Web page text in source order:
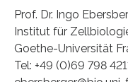
Prof. Dr. Ingo
Institut für
Goethe-Universität
Tel: +49 (0)69 798